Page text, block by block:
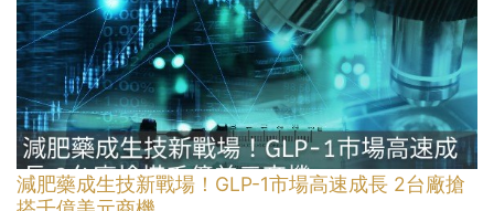
減肥藥成生技新戰場！GLP-1市場高速成長 2台廠搶